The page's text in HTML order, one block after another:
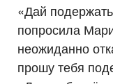
«Дай
попросила
неожиданно
прошу тебя